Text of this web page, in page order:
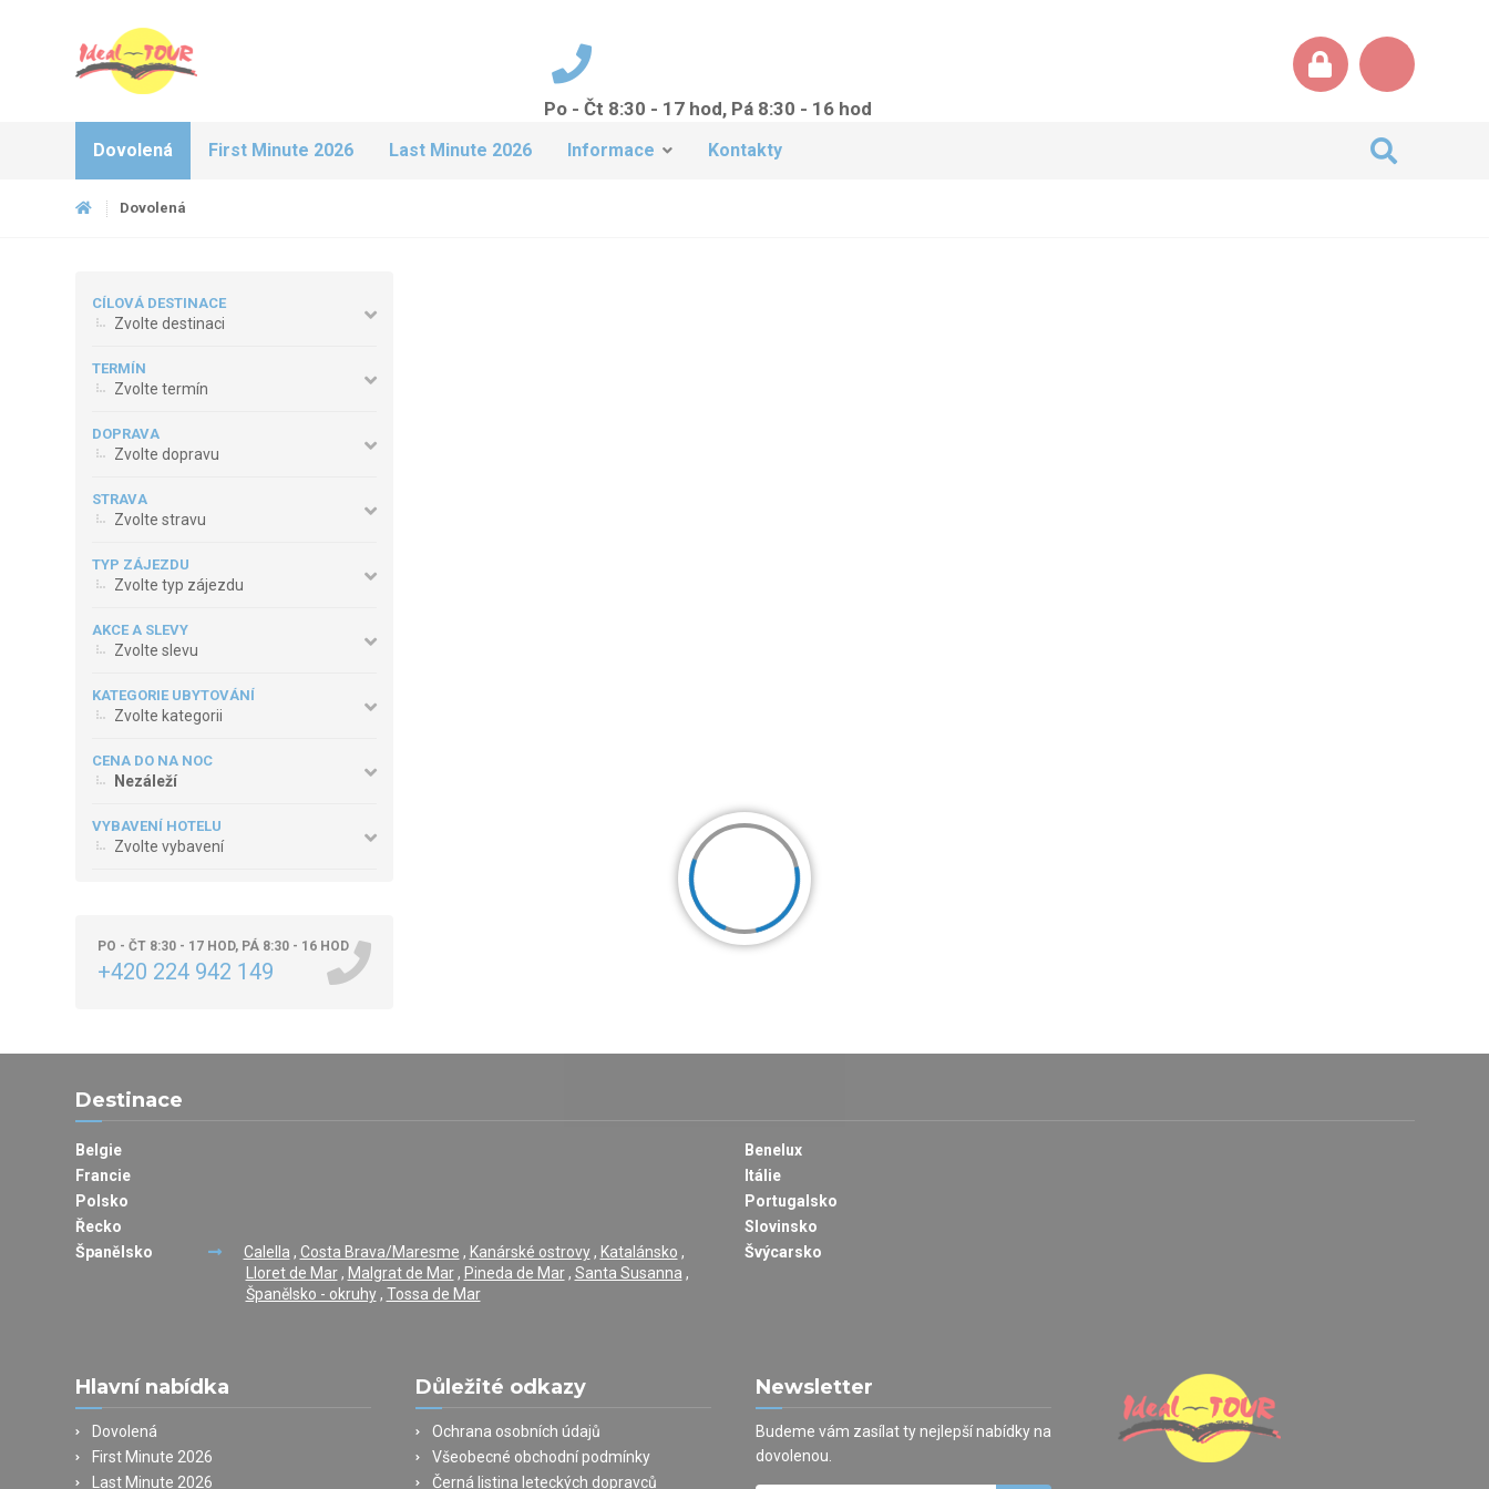
Po - Čt 8:30 - 17 hod, Pá 8:30 - 16 hod
Dovolená First Minute 2026 Last Minute 2026 Informace Kontakty
Dovolená
CÍLOVÁ DESTINACE
Zvolte destinaci
TERMÍN
Zvolte termín
DOPRAVA
Zvolte dopravu
STRAVA
Zvolte stravu
TYP ZÁJEZDU
Zvolte typ zájezdu
AKCE A SLEVY
Zvolte slevu
KATEGORIE UBYTOVÁNÍ
Zvolte kategorii
CENA DO NA NOC
Nezáleží
VYBAVENÍ HOTELU
Zvolte vybavení
PO - ČT 8:30 - 17 HOD, PÁ 8:30 - 16 HOD
+420 224 942 149
Destinace
Belgie
Benelux
Francie
Itálie
Polsko
Portugalsko
Řecko
Slovinsko
Španělsko
Calella , Costa Brava/Maresme , Kanárské ostrovy, Katalánsko ,
Lloret de Mar, Malgrat de Mar, Pineda de Mar, Santa Susanna ,
Španělsko - okruhy, Tossa de Mar
Švýcarsko
Hlavní nabídka
Dovolená
First Minute 2026
Last Minute 2026
Důležité odkazy
Ochrana osobních údajů
Všeobecné obchodní podmínky
Černá listina leteckých dopravců
Newsletter
Budeme vám zasílat ty nejlepší nabídky na
dovolenou.